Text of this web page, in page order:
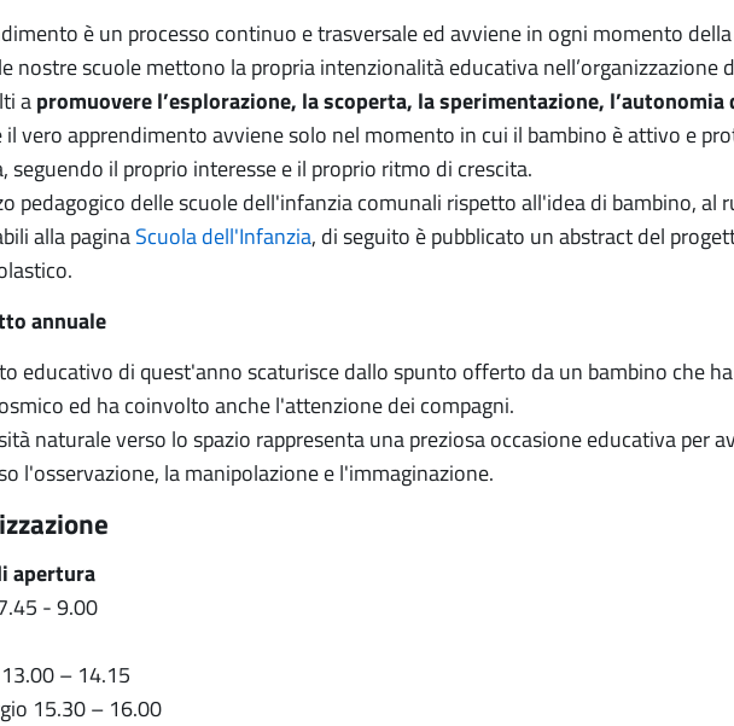
è un processo continuo e trasversale ed avviene in ogni momento
nostre scuole mettono la propria intenzionalità educativa
apromuovere l’esplorazione, la scoperta, la sperimentazione,
il vero apprendimento avviene solo nel momento in cui il bambino è attivo e
seguendo il proprio interesse e il proprio ritmo di crescita.
pedagogico delle scuole dell'infanzia comunali rispetto all'idea di bambino, al
alla paginaScuola dell'Infanzia, di seguito è pubblicato un abstract del
annuale
educativo di quest'anno scaturisce dallo spunto offerto da un bambino che
ed ha coinvolto anche l'attenzione dei compagni.
naturale verso lo spazio rappresenta una preziosa occasione educativa per
l'osservazione, la manipolazione e l'immaginazione.
apertura
- 9.00
– 14.15
15.30 – 16.00